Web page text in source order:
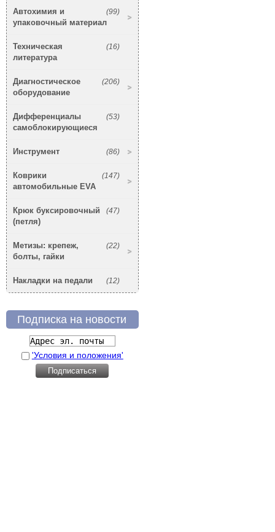
(99)
Автохимия и
упаковочный материал
(16)
Техническая
литература
(206)
Диагностическое
оборудование
(53)
Дифференциалы
самоблокирующиеся
(86)
Инструмент
(147)
Коврики
автомобильные EVA
(47)
Крюк буксировочный
(петля)
(22)
Метизы: крепеж,
болты, гайки
(12)
Накладки на педали
Подписка на новости
'Условия и положения'